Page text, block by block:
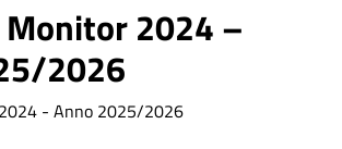
2024 –
2026
- Anno 2025/2026